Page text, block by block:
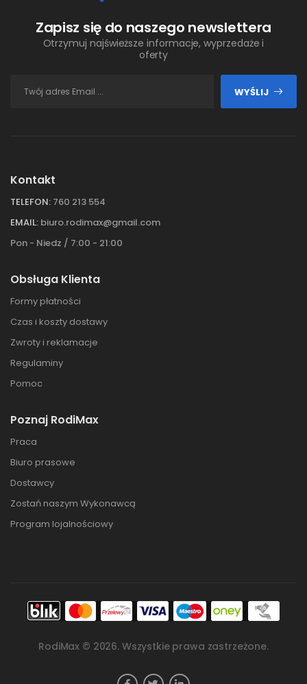
Zapisz się do naszego newslettera
Otrzymuj najświeższe informacje, wyprzedaże i
oferty
WYŚLIJ
Kontakt
TELEFON: 760 213 554
EMAIL: biuro.rodimax@gmail.com
Pon - Niedz / 7:00 - 21:00
Obsługa Klienta
Formy płatności
Czas i koszty dostawy
Zwroty i reklamacje
Regulaminy
Pomoc
Poznaj RodiMax
Praca
Biuro prasowe
Dostawcy
Zostań naszym Wykonawcą
Program lojalnościowy
RodiMax © 2026. Wszystkie prawa zastrzeżone.